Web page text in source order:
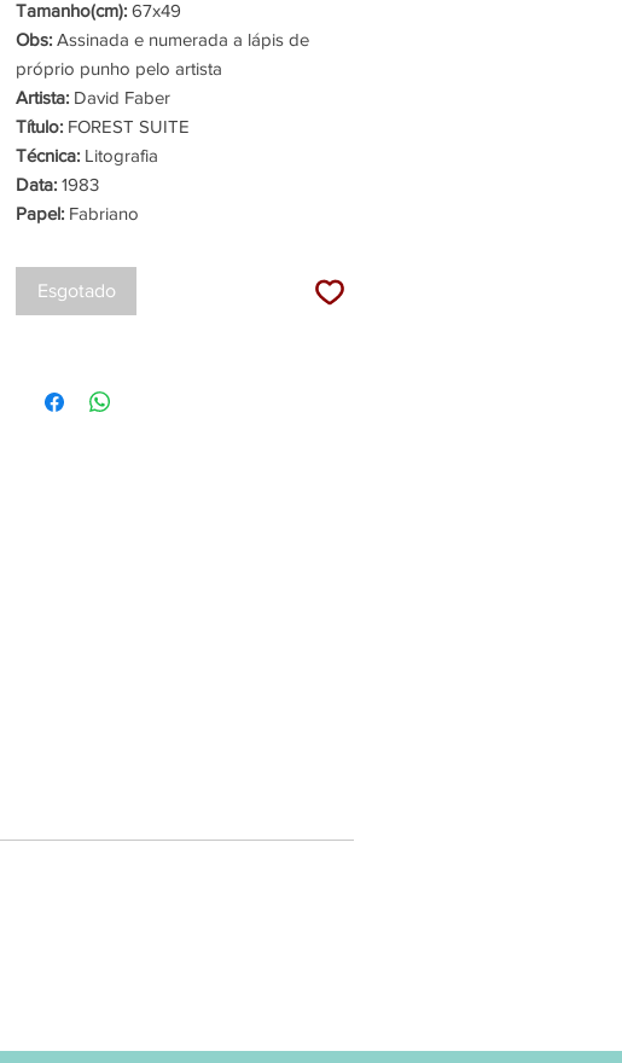
Tamanho(cm): 67x49
Obs: Assinada e numerada a lápis de
próprio punho pelo artista
Artista: David Faber
Título: FOREST SUITE
Técnica: Litografia
Data: 1983
Papel: Fabriano
Esgotado